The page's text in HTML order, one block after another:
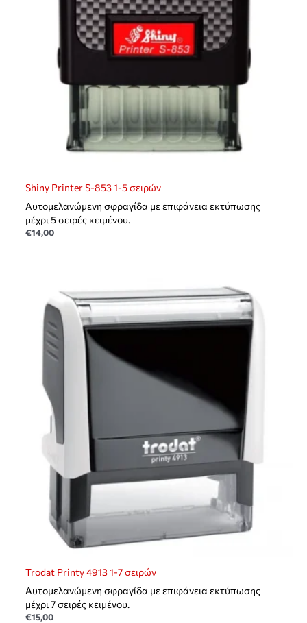
Shiny Printer S-853 1-5 σειρών
Αυτομελανώμενη σφραγίδα με επιφάνεια εκτύπωσης
μέχρι 5 σειρές κειμένου.
€14,00
Trodat Printy 4913 1-7 σειρών
Αυτομελανώμενη σφραγίδα με επιφάνεια εκτύπωσης
μέχρι 7 σειρές κειμένου.
€15,00